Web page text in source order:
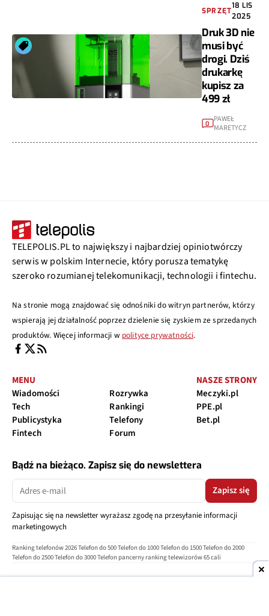
SPRZĘT
18 LIS
2025
Druk 3D nie
musi być
drogi. Dziś
drukarkę
kupisz za
499 zł
0
PAWEŁ
MARETYCZ
TELEPOLIS.PL to największy i najbardziej opiniotwórczy
serwis w polskim Internecie, który porusza tematykę
szeroko rozumianej telekomunikacji, technologii i fintechu.
Na stronie mogą znajdować się odnośniki do witryn partnerów, którzy
wspierają jej działalność poprzez dzielenie się zyskiem ze sprzedanych
produktów. Więcej informacji w polityce prywatności.
MENU
Wiadomości
Tech
Publicystyka
Fintech
Rozrywka
Rankingi
Telefony
Forum
NASZE STRONY
Meczyki.pl
PPE.pl
Bet.pl
Bądź na bieżąco. Zapisz się do newslettera
Zapisz się
Zapisując się na newsletter wyrażasz zgodę na przesyłanie informacji
marketingowych
Ranking telefonów 2026Telefon do 500Telefon do 1000Telefon do 1500Telefon do 2000
Telefon do 2500Telefon do 3000Telefon pancerny ranking telewizorów 65 cali